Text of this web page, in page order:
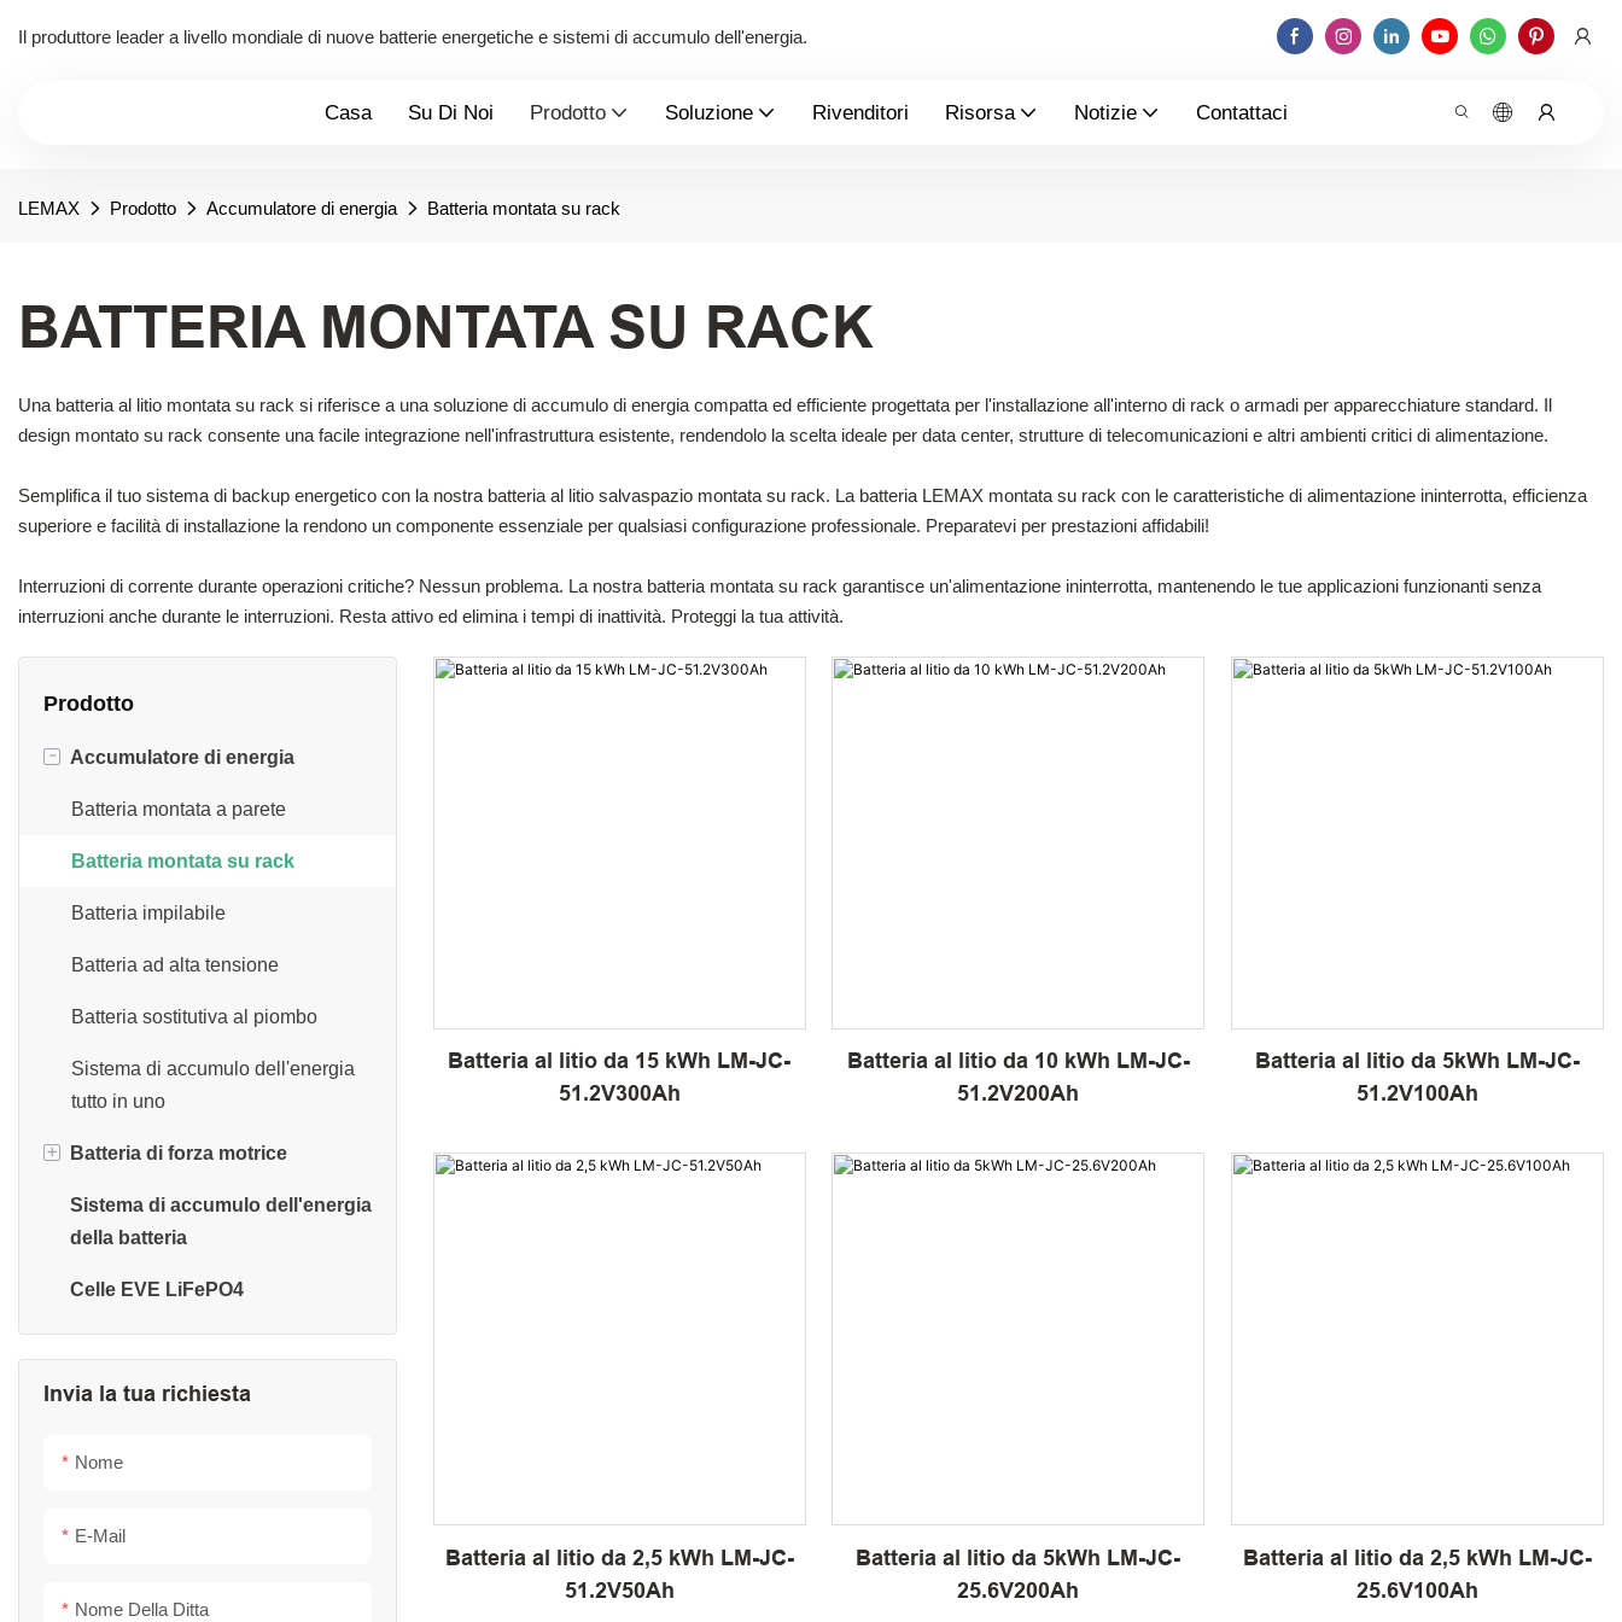
Il produttore leader a livello mondiale di nuove batterie energetiche e sistemi di accumulo dell'energia.
Casa Su Di Noi Prodotto Soluzione Rivenditori Risorsa Notizie Contattaci
LEMAX Prodotto Accumulatore di energia Batteria montata su rack
BATTERIA MONTATA SU RACK
Una batteria al litio montata su rack si riferisce a una soluzione di accumulo di energia compatta ed efficiente progettata per l'installazione all'interno di rack o armadi per apparecchiature standard. Il
design montato su rack consente una facile integrazione nell'infrastruttura esistente, rendendolo la scelta ideale per data center, strutture di telecomunicazioni e altri ambienti critici di alimentazione.
Semplifica il tuo sistema di backup energetico con la nostra batteria al litio salvaspazio montata su rack. La batteria LEMAX montata su rack con le caratteristiche di alimentazione ininterrotta, efficienza
superiore e facilità di installazione la rendono un componente essenziale per qualsiasi configurazione professionale. Preparatevi per prestazioni affidabili!
Interruzioni di corrente durante operazioni critiche? Nessun problema. La nostra batteria montata su rack garantisce un'alimentazione ininterrotta, mantenendo le tue applicazioni funzionanti senza
interruzioni anche durante le interruzioni. Resta attivo ed elimina i tempi di inattività. Proteggi la tua attività.
Prodotto
- Accumulatore di energia
Batteria montata a parete
Batteria montata su rack
Batteria impilabile
Batteria ad alta tensione
Batteria sostitutiva al piombo
Sistema di accumulo dell'energia
tutto in uno
+ Batteria di forza motrice
Batteria per carrello da golf
Batteria marina
Electric Due ruote
Sistema di accumulo dell'energia
della batteria
Celle EVE LiFePO4
Invia la tua richiesta
Nome
E-Mail
Nome Della Ditta
Batteria al litio da 15 kWh LM-JC-
51.2V300Ah
Batteria al litio da 10 kWh LM-JC-
51.2V200Ah
Batteria al litio da 5kWh LM-JC-
51.2V100Ah
Batteria al litio da 2,5 kWh LM-JC-
51.2V50Ah
Batteria al litio da 5kWh LM-JC-
25.6V200Ah
Batteria al litio da 2,5 kWh LM-JC-
25.6V100Ah